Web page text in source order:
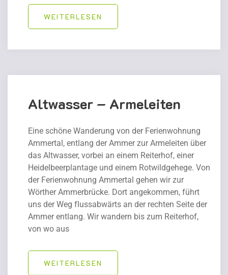
WEITERLESEN
Altwasser – Armeleiten
Eine schöne Wanderung von der Ferienwohnung
Ammertal, entlang der Ammer zur Armeleiten über
das Altwasser, vorbei an einem Reiterhof, einer
Heidelbeerplantage und einem Rotwildgehege. Von
der Ferienwohnung Ammertal gehen wir zur
Wörther Ammerbrücke. Dort angekommen, führt
uns der Weg flussabwärts an der rechten Seite der
Ammer entlang. Wir wandern bis zum Reiterhof,
von wo aus
WEITERLESEN